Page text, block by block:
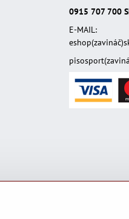
0915 707 700
E-MAIL: